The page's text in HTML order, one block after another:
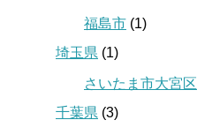
福島市 (1)
埼玉県 (1)
さいたま市大宮区
千葉県 (3)